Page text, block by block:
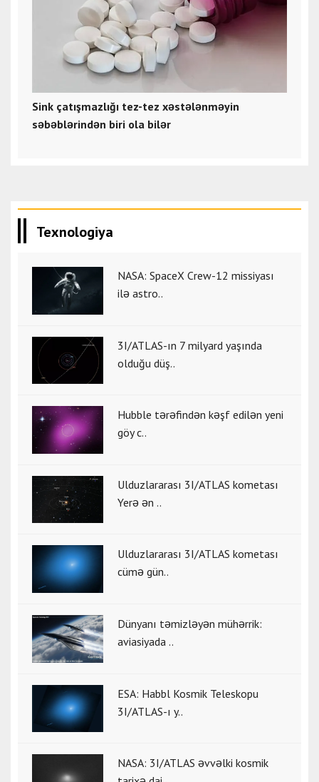
Sink çatışmazlığı tez-tez xəstələnməyin
səbəblərindən biri ola bilər
Texnologiya
NASA: SpaceX Crew-12 missiyası
ilə astro..
3I/ATLAS-ın 7 milyard yaşında
olduğu düş..
Hubble tərəfindən kəşf edilən yeni
göy c..
Ulduzlararası 3I/ATLAS kometası
Yerə ən ..
Ulduzlararası 3I/ATLAS kometası
cümə gün..
Dünyanı təmizləyən mühərrik:
aviasiyada ..
ESA: Habbl Kosmik Teleskopu
3I/ATLAS-ı y..
NASA: 3I/ATLAS əvvəlki kosmik